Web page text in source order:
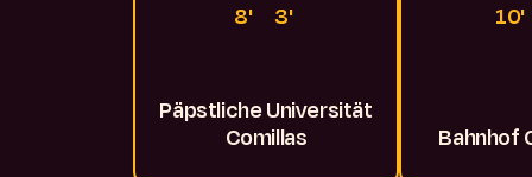
8' 3'
Päpstliche Universität
Comillas
10'
Bahnhof